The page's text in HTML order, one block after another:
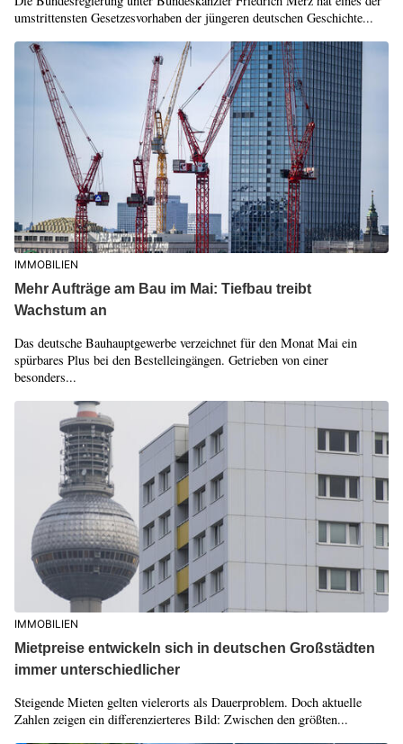
umstrittensten Gesetzesvorhaben der jüngeren deutschen Geschichte...
IMMOBILIEN
Mehr Aufträge am Bau im Mai: Tiefbau treibt
Wachstum an
Das deutsche Bauhauptgewerbe verzeichnet für den Monat Mai ein
spürbares Plus bei den Bestelleingängen. Getrieben von einer
besonders...
IMMOBILIEN
Mietpreise entwickeln sich in deutschen Großstädten
immer unterschiedlicher
Steigende Mieten gelten vielerorts als Dauerproblem. Doch aktuelle
Zahlen zeigen ein differenzierteres Bild: Zwischen den größten...